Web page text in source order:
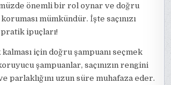
önemli bir rol oynar ve doğru
mümkündür. İşte saçınızı
pratik ipuçları!
için doğru şampuanı seçmek
şampuanlar, saçınızın rengini
parlaklığını uzun süre muhafaza eder.